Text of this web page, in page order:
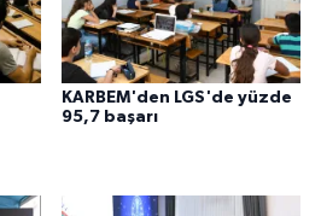
KARBEM'den LGS'de yüzde
95,7 başarı